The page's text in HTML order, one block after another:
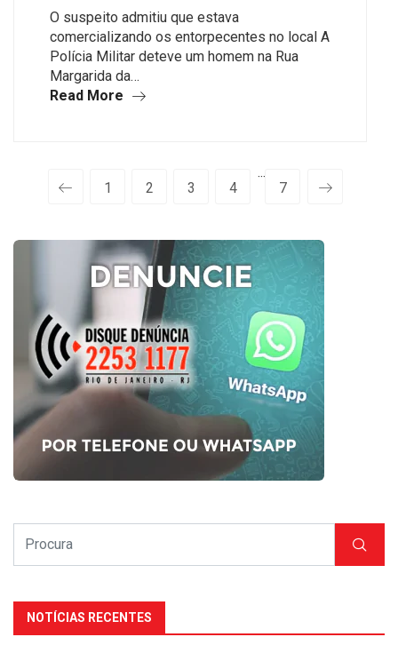
O suspeito admitiu que estava
comercializando os entorpecentes no local A
Polícia Militar deteve um homem na Rua
Margarida da…
Read More
1 2 3 4
···
7
NOTÍCIAS RECENTES